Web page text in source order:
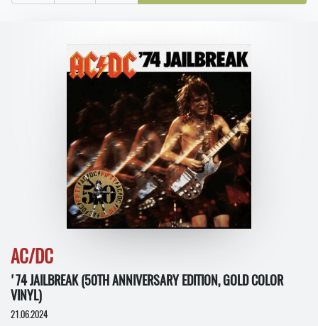
AC/DC
'74 JAILBREAK (50TH ANNIVERSARY EDITION, GOLD COLOR
VINYL)
21.06.2024